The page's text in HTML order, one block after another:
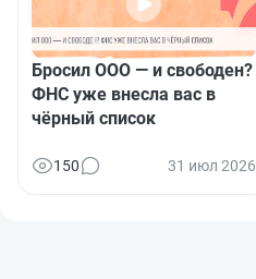
Бросил ООО — и свободен?
ФНС уже внесла вас в
чёрный список
150 31 июл 2026